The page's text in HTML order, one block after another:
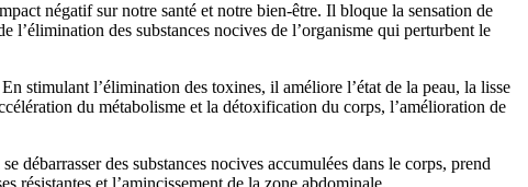
négatif sur notre santé et notre bien-être. Il bloque la sensation de
l’élimination des substances nocives de l’organisme qui perturbent le
stimulant l’élimination des toxines, il améliore l’état de la peau, la lisse
du métabolisme et la détoxification du corps, l’amélioration de
débarrasser des substances nocives accumulées dans le corps, prend